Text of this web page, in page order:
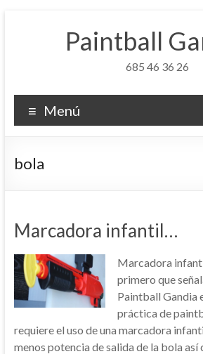
Paintball
685 46 36 26
Menú
bola
Marcadora infantil…
Marcadora
primero que
Paintball Gandia
práctica de
requiere el uso de una marcadora
menos potencia de salida de la bola